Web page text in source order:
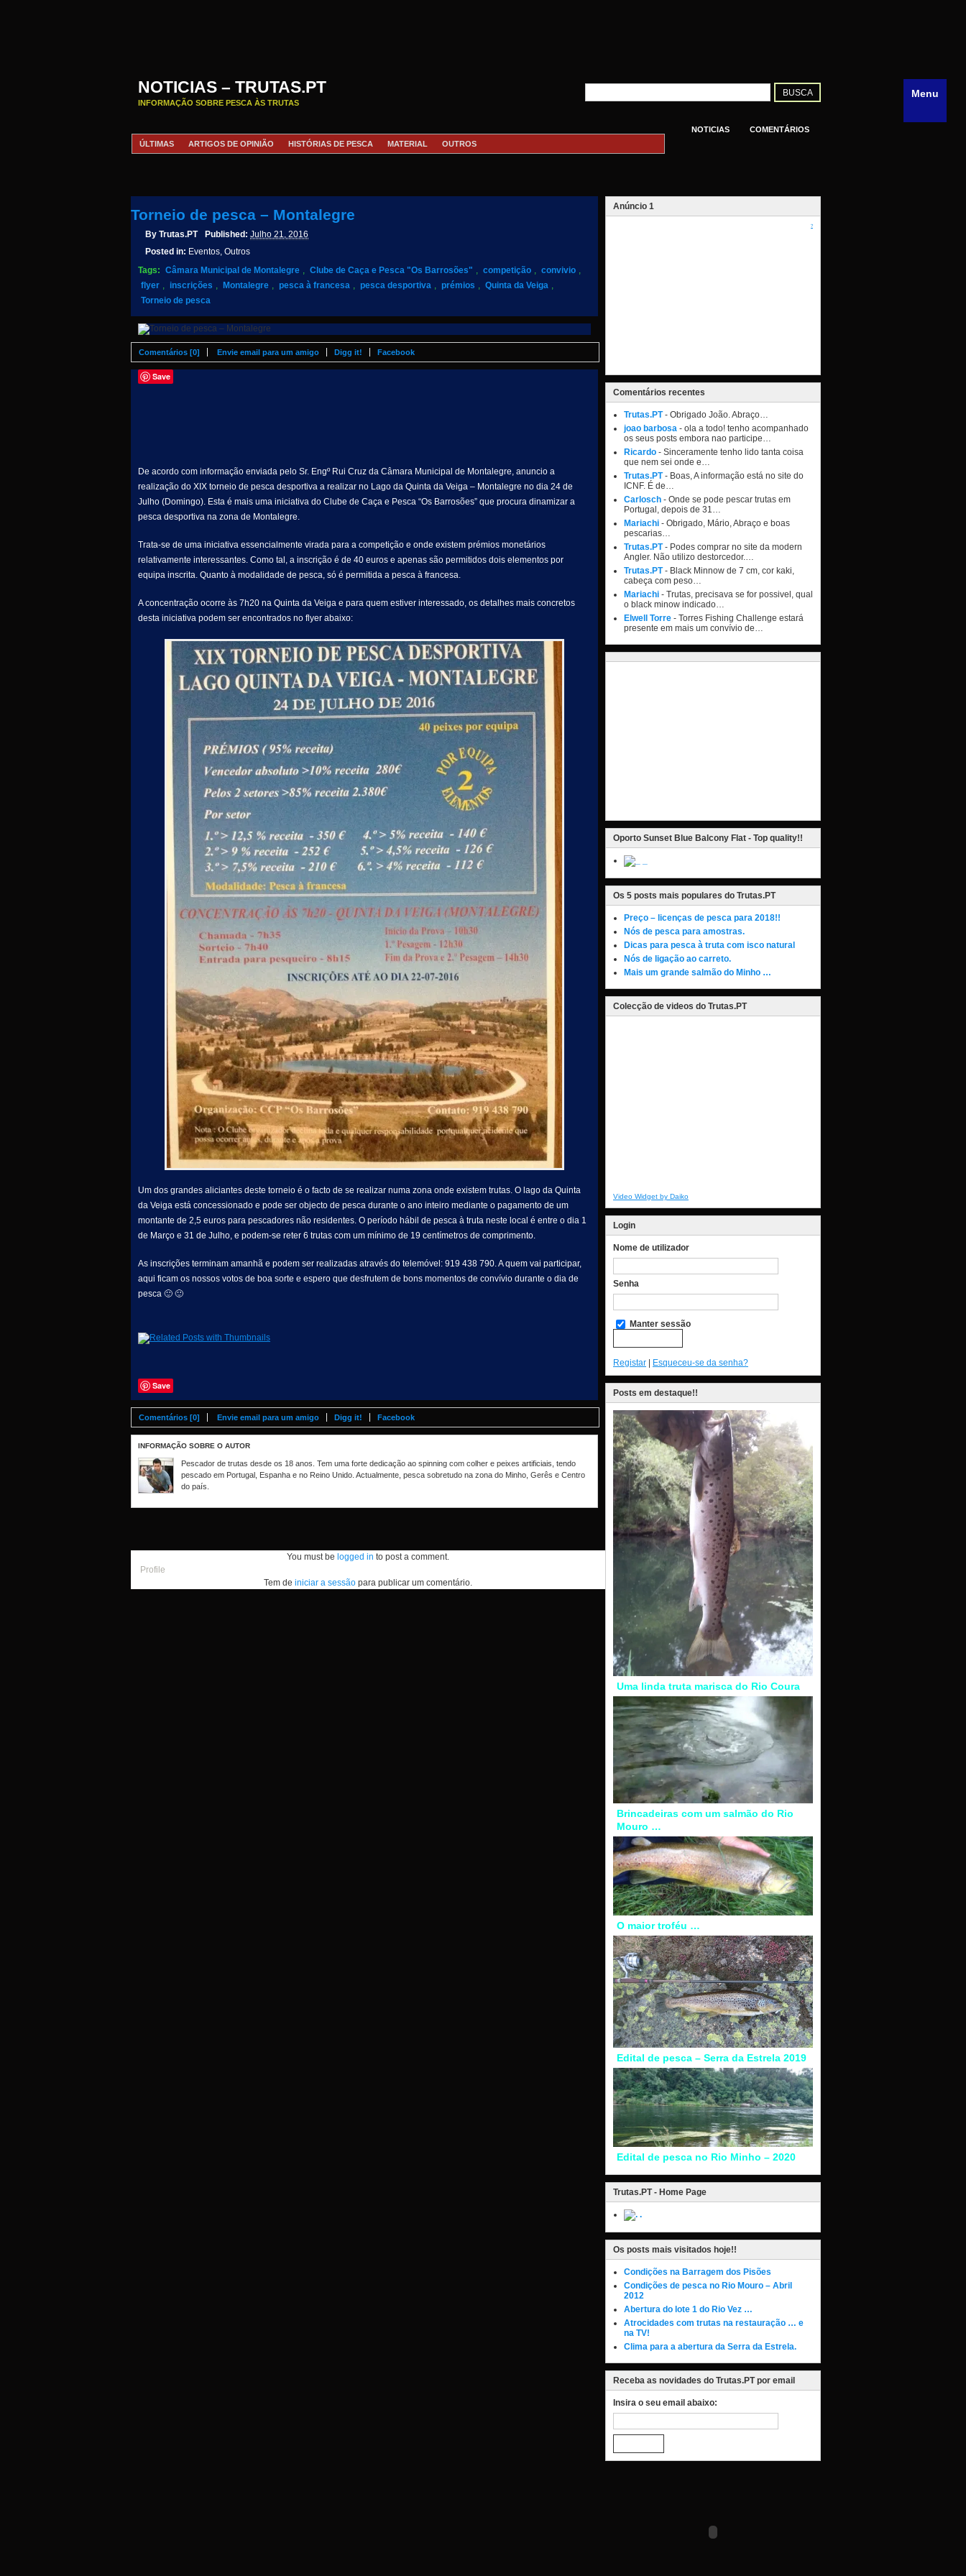
NOTICIAS – TRUTAS.PT
INFORMAÇÃO SOBRE PESCA ÀS TRUTAS
NOTICIAS
COMENTÁRIOS
ÚLTIMAS
ARTIGOS DE OPINIÃO HISTÓRIAS DE PESCA MATERIAL OUTROS
Torneio de pesca – Montalegre
By Trutas.PT Published: Julho 21, 2016
Posted in: Eventos, Outros
Tags: Câmara Municipal de Montalegre , Clube de Caça e Pesca "Os Barrosões" , competição , convivio ,
flyer , inscrições , Montalegre , pesca à francesa , pesca desportiva , prémios , Quinta da Veiga ,
Torneio de pesca
Comentários [0] Envie email para um amigo Digg it! Facebook
Save
De acordo com informação enviada pelo Sr. Engº Rui Cruz da Câmara Municipal de Montalegre, anuncio a
realização do XIX torneio de pesca desportiva a realizar no Lago da Quinta da Veiga – Montalegre no dia 24 de
Julho (Domingo). Esta é mais uma iniciativa do Clube de Caça e Pesca “Os Barrosões” que procura dinamizar a
pesca desportiva na zona de Montalegre.
Trata-se de uma iniciativa essencialmente virada para a competição e onde existem prémios monetários
relativamente interessantes. Como tal, a inscrição é de 40 euros e apenas são permitidos dois elementos por
equipa inscrita. Quanto à modalidade de pesca, só é permitida a pesca à francesa.
A concentração ocorre às 7h20 na Quinta da Veiga e para quem estiver interessado, os detalhes mais concretos
desta iniciativa podem ser encontrados no flyer abaixo:
Um dos grandes aliciantes deste torneio é o facto de se realizar numa zona onde existem trutas. O lago da Quinta
da Veiga está concessionado e pode ser objecto de pesca durante o ano inteiro mediante o pagamento de um
montante de 2,5 euros para pescadores não residentes. O período hábil de pesca à truta neste local é entre o dia 1
de Março e 31 de Julho, e podem-se reter 6 trutas com um mínimo de 19 centímetros de comprimento.
As inscrições terminam amanhã e podem ser realizadas através do telemóvel: 919 438 790. A quem vai participar,
aqui ficam os nossos votos de boa sorte e espero que desfrutem de bons momentos de convívio durante o dia de
pesca 🙂 🙂
Save
Comentários [0] Envie email para um amigo Digg it! Facebook
INFORMAÇÃO SOBRE O AUTOR
Pescador de trutas desde os 18 anos. Tem uma forte dedicação ao spinning com colher e peixes artificiais, tendo
pescado em Portugal, Espanha e no Reino Unido. Actualmente, pesca sobretudo na zona do Minho, Gerês e Centro
do país.
You must be logged in to post a comment.
Profile
Tem de iniciar a sessão para publicar um comentário.
Anúncio 1
?
Comentários recentes
Trutas.PT- Obrigado João. Abraço…
joao barbosa - ola a todo! tenho acompanhado
os seus posts embora nao participe…
Ricardo - Sinceramente tenho lido tanta coisa
que nem sei onde e…
Trutas.PT- Boas, A informação está no site do
ICNF. É de…
Carlosch - Onde se pode pescar trutas em
Portugal, depois de 31…
Mariachi - Obrigado, Mário, Abraço e boas
pescarias…
Trutas.PT- Podes comprar no site da modern
Angler. Não utilizo destorcedor.…
Trutas.PT- Black Minnow de 7 cm, cor kaki,
cabeça com peso…
Mariachi - Trutas, precisava se for possivel, qual
o black minow indicado…
Elwell Torre - Torres Fishing Challenge estará
presente em mais um convívio de…
Oporto Sunset Blue Balcony Flat - Top quality!!
Os 5 posts mais populares do Trutas.PT
Preço – licenças de pesca para 2018!!
Nós de pesca para amostras.
Dicas para pesca à truta com isco natural
Nós de ligação ao carreto.
Mais um grande salmão do Minho …
Colecção de videos do Trutas.PT
Video Widget by Daiko
Login
Nome de utilizador
Senha
Manter sessão
Registar | Esqueceu-se da senha?
Posts em destaque!!
Uma linda truta marisca do Rio Coura
Brincadeiras com um salmão do Rio
Mouro …
O maior troféu …
Edital de pesca – Serra da Estrela 2019
Edital de pesca no Rio Minho – 2020
Trutas.PT - Home Page
.
Os posts mais visitados hoje!!
Condições na Barragem dos Pisões
Condições de pesca no Rio Mouro – Abril
2012
Abertura do lote 1 do Rio Vez …
Atrocidades com trutas na restauração … e
na TV!
Clima para a abertura da Serra da Estrela.
Receba as novidades do Trutas.PT por email
Insira o seu email abaixo:
Menu